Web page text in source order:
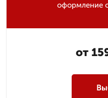
оформление
от